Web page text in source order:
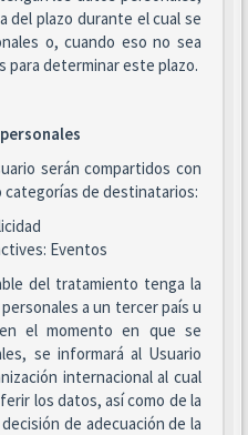
del plazo durante el cual se
o, cuando eso no sea
para determinar este plazo.
serán compartidos con
de destinatarios:
Eventos
del tratamiento tenga la
a un tercer país u
el momento en que se
se informará al Usuario
internacional al cual
los datos, así como de la
de adecuación de la